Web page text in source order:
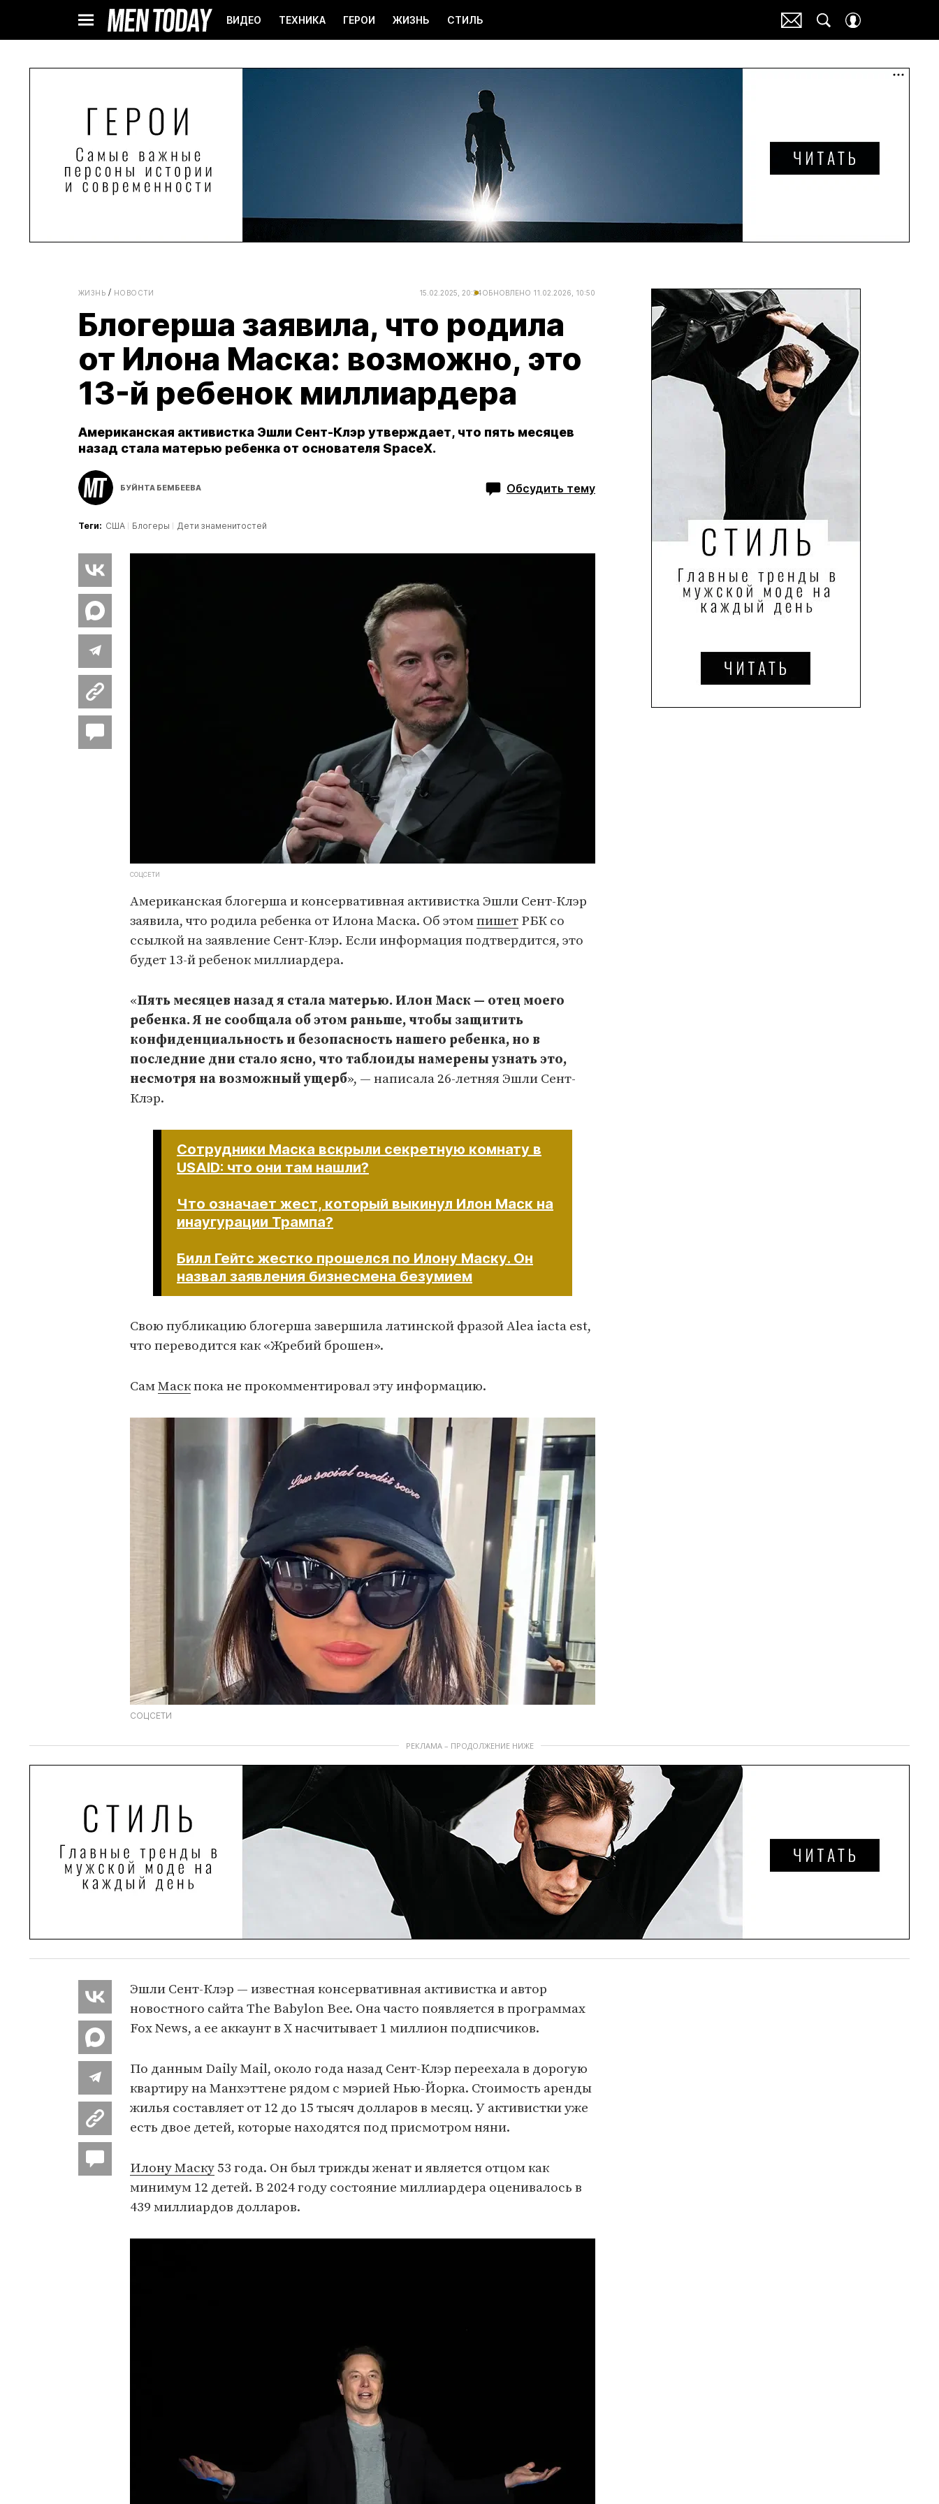
ВИДЕО ТЕХНИКА ГЕРОИ ЖИЗНЬ СТИЛЬ
ЖИЗНЬ НОВОСТИ 15.02.2025, 20:24ОБНОВЛЕНО 11.02.2026, 10:50
Блогерша заявила, что родила
от Илона Маска: возможно, это
13-й ребенок миллиардера
Американская активистка Эшли Сент-Клэр утверждает, что пять месяцев
назад стала матерью ребенка от основателя SpaceX.
БУЙНТА БЕМБЕЕВА Обсудить тему
Теги: США Блогеры Дети знаменитостей
СОЦСЕТИ
Американская блогерша и консервативная активистка Эшли Сент-Клэр
заявила, что родила ребенка от Илона Маска. Об этомпишет РБК со
ссылкой на заявление Сент-Клэр. Если информация подтвердится, это
будет 13-й ребенок миллиардера.
«Пять месяцев назад я стала матерью. Илон Маск — отец моего
ребенка. Я не сообщала об этом раньше, чтобы защитить
конфиденциальность и безопасность нашего ребенка, но в
последние дни стало ясно, что таблоиды намерены узнать это,
несмотря на возможный ущерб», — написала 26-летняя Эшли Сент-
Клэр.
Сотрудники Маска вскрыли секретную комнату в
USAID: что они там нашли?
Что означает жест, который выкинул Илон Маск на
инаугурации Трампа?
Билл Гейтс жестко прошелся по Илону Маску. Он
назвал заявления бизнесмена безумием
Свою публикацию блогерша завершила латинской фразой Alea iacta est,
что переводится как «Жребий брошен».
СамМаскпока не прокомментировал эту информацию.
СОЦСЕТИ
РЕКЛАМА – ПРОДОЛЖЕНИЕ НИЖЕ
Эшли Сент-Клэр — известная консервативная активистка и автор
новостного сайта The Babylon Bee. Она часто появляется в программах
Fox News, а ее аккаунт в X насчитывает 1 миллион подписчиков.
По данным Daily Mail, около года назад Сент-Клэр переехала в дорогую
квартиру на Манхэттене рядом с мэрией Нью-Йорка. Стоимость аренды
жилья составляет от 12 до 15 тысяч долларов в месяц. У активистки уже
есть двое детей, которые находятся под присмотром няни.
Илону Маску53 года. Он был трижды женат и является отцом как
минимум 12 детей. В 2024 году состояние миллиардера оценивалось в
439 миллиардов долларов.